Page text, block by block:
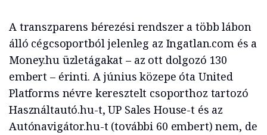
A transzparens bérezési rendszer a több lábon
álló cégcsoportból jelenleg az Ingatlan.com és a
Money.hu üzletágakat – az ott dolgozó 130
embert – érinti. A június közepe óta United
Platforms névre keresztelt csoporthoz tartozó
Használtautó.hu-t, UP Sales House-t és az
Autónavigátor.hu-t (további 60 embert) nem, de